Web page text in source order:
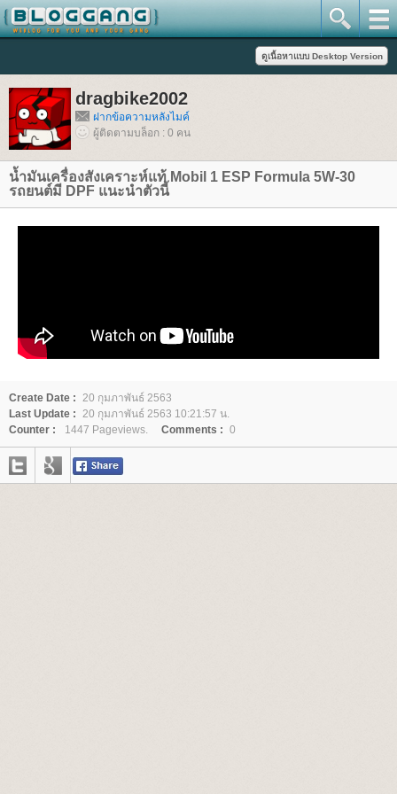
dragbike2002
ฝากข้อความหลังไมค์
ผู้ติดตามบล็อก : 0 คน
น้ำมันเครื่องสังเคราะห์แท้ Mobil 1 ESP Formula 5W-30
รถยนต์มี DPF แนะนำตัวนี้
Create Date : 20 กุมภาพันธ์ 2563
Last Update : 20 กุมภาพันธ์ 2563 10:21:57 น.
Counter :
1447 Pageviews. Comments : 0